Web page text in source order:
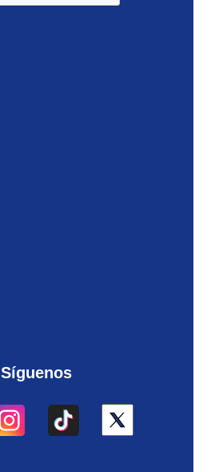
Síguenos